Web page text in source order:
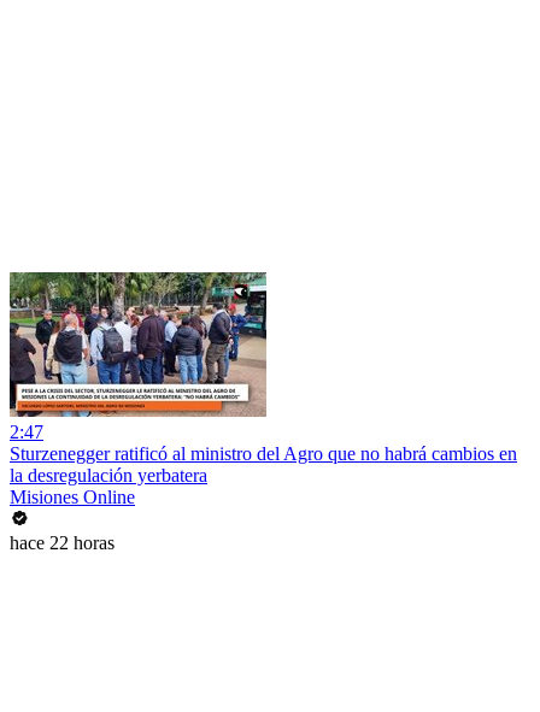
2:47
Sturzenegger ratificó al ministro del Agro que no habrá cambios en
la desregulación yerbatera
Misiones Online
hace 22 horas